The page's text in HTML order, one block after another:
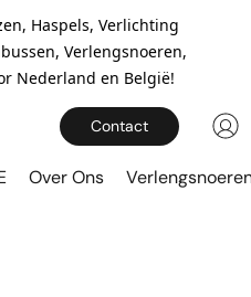
Haspels, Verlichting
Verlengsnoeren,
Nederland en België!
Contact
Over Ons